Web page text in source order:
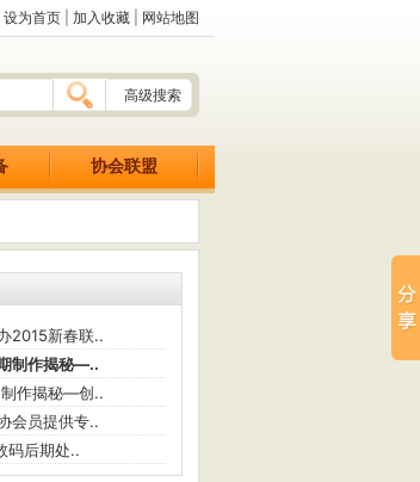
设为首页 加入收藏 网站地图
高级搜索
协会联盟
2015新春联..
制作揭秘—..
制作揭秘—创..
会员提供专..
码后期处..